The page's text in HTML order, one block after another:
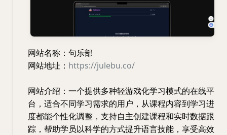
网站名称：句乐部
网站地址： https://julebu.co/
网站介绍：一个提供多种轻游戏化学习模式的在线平
台，适合不同学习需求的用户，从课程内容到学习进
度都能个性化调整，支持自主创建课程和实时数据跟
踪，帮助学员以科学的方式提升语言技能，享受高效